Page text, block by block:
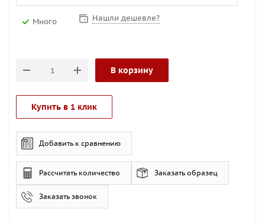
Много Нашли дешевле?
В корзину
Купить в 1 клик
Добавить к сравнению
Рассчитать количество Заказать образец
Заказать звонок